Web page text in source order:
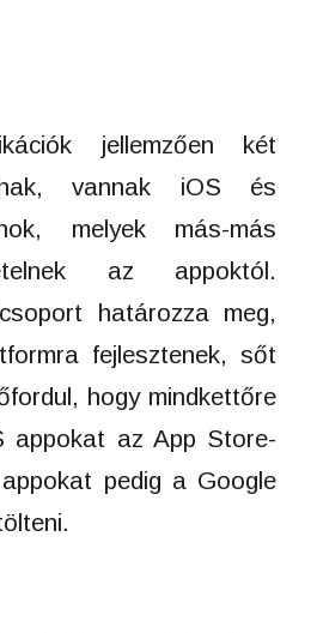
jellemzően két
vannak iOS és
melyek más-más
az appoktól.
határozza meg,
fejlesztenek, sőt
hogy mindkettőre
appokat az App Store-
pedig a Google